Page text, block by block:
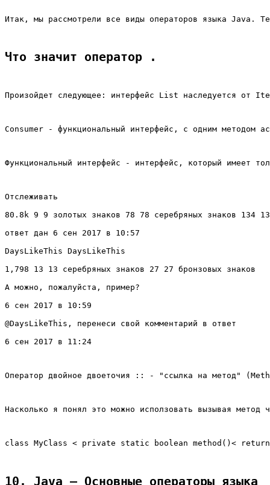
Итак, мы рассмотрели все виды операторов языка Java.
Что значит оператор .
Произойдет следующее: интерфейс List наследуется
Consumer - функциональный интерфейс, с одним
Функциональный интерфейс - интерфейс, который имеет
Отслеживать
80.8k 9 9 золотых знаков 78 78 серебряных знаков 134
ответ дан 6 сен 2017 в 10:57
DaysLikeThis DaysLikeThis
1,798 13 13 серебряных знаков 27 27 бронзовых знаков
А можно, пожалуйста, пример?
6 сен 2017 в 10:59
@DaysLikeThis, перенеси свой комментарий в ответ
6 сен 2017 в 11:24
Оператор двойное двоеточия :: - "ссылка на метод"
Насколько я понял это можно исползовать вызывая
class MyClass < private static boolean method()<
10. Java – Основные операторы языка